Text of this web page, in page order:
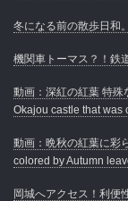
冬になる前の散歩日和。
機関車トーマス？！鉄
動画：深紅の紅葉 特殊
Okajou castle that was
動画：晩秋の紅葉に彩
colored by Autumn
岡城へアクセス！利便